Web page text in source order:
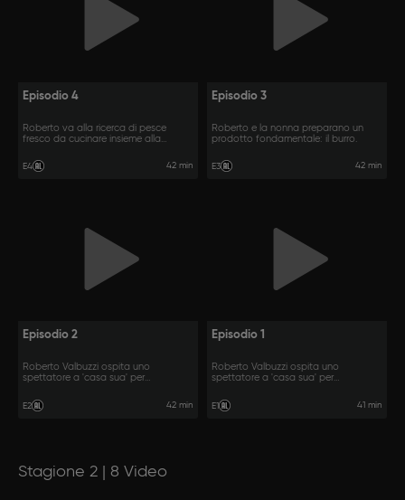
Episodio 4
Roberto va alla ricerca di pesce
fresco da cucinare insieme alla
E4 42 min
Episodio 3
Roberto e la nonna preparano un
prodotto fondamentale: il burro.
E3 42 min
Episodio 2
Roberto Valbuzzi ospita uno
spettatore a 'casa sua' per
E2 42 min
Episodio 1
Roberto Valbuzzi ospita uno
spettatore a 'casa sua' per
E1 41 min
Stagione 2 | 8 Video